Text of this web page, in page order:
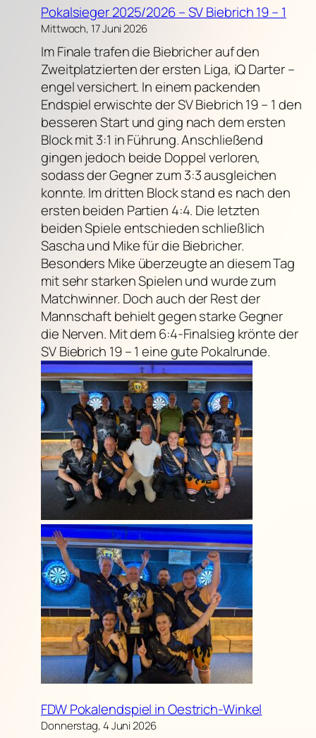
Pokalsieger 2025/2026 – SV Biebrich 19 – 1
Mittwoch, 17 Juni 2026
Im Finale trafen die Biebricher auf den
Zweitplatzierten der ersten Liga, iQ Darter –
engel versichert. In einem packenden
Endspiel erwischte der SV Biebrich 19 – 1 den
besseren Start und ging nach dem ersten
Block mit 3:1 in Führung. Anschließend
gingen jedoch beide Doppel verloren,
sodass der Gegner zum 3:3 ausgleichen
konnte. Im dritten Block stand es nach den
ersten beiden Partien 4:4. Die letzten
beiden Spiele entschieden schließlich
Sascha und Mike für die Biebricher.
Besonders Mike überzeugte an diesem Tag
mit sehr starken Spielen und wurde zum
Matchwinner. Doch auch der Rest der
Mannschaft behielt gegen starke Gegner
die Nerven. Mit dem 6:4-Finalsieg krönte der
SV Biebrich 19 – 1 eine gute Pokalrunde.
FDW Pokalendspiel in Oestrich-Winkel
Donnerstag, 4 Juni 2026